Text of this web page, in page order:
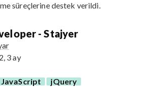
süreçlerine destek verildi.
- Stajyer
3 ay
JavaScript jQuery